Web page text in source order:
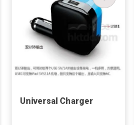
Universal Charger